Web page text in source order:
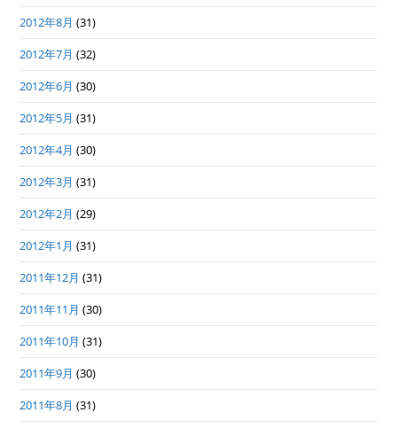
2012年8月 (31)
2012年7月 (32)
2012年6月 (30)
2012年5月 (31)
2012年4月 (30)
2012年3月 (31)
2012年2月 (29)
2012年1月 (31)
2011年12月 (31)
2011年11月 (30)
2011年10月 (31)
2011年9月 (30)
2011年8月 (31)